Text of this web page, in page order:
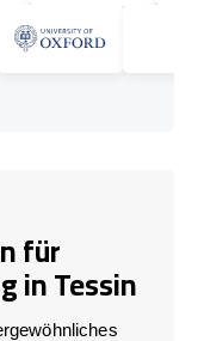
für
in Tessin